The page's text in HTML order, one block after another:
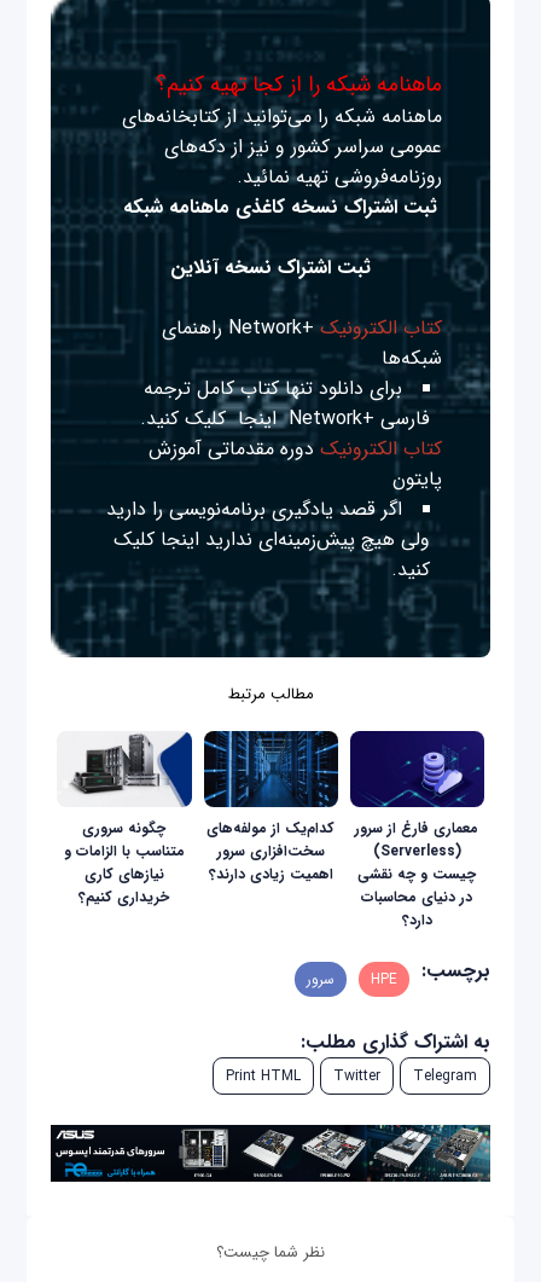
ماهنامه شبکه را از کجا تهیه کنیم؟
ماهنامه شبکه را می‌توانید از کتابخانه‌های
عمومی سراسر کشور و نیز از دکه‌های
روزنامه‌فروشی تهیه نمائید.
ثبت اشتراک نسخه کاغذی ماهنامه شبکه
ثبت اشتراک نسخه آنلاین
کتاب الکترونیک
+Network راهنمای
شبکه‌ها
برای دانلود تنها کتاب کامل ترجمه
فارسی +Network
اینجا کلیک کنید.
کتاب الکترونیک دوره مقدماتی آموزش
پایتون
اگر قصد یادگیری برنامه‌نویسی را دارید
ولی هیچ پیش‌زمینه‌ای نداریداینجا کلیک
کنید.
مطالب مرتبط
معماری فارغ از سرور
(Serverless)
چیست و چه نقشی
در دنیای محاسبات
دارد؟
کدام‌یک از مولفه‌های
سخت‌افزاری سرور
اهمیت زیادی دارند؟
چگونه سروری
متناسب با الزامات و
نیازهای کاری
خریداری کنیم؟
برچسب: HPE سرور
به اشتراک گذاری مطلب:
Telegram
Twitter
Print HTML
نظر شما چیست؟